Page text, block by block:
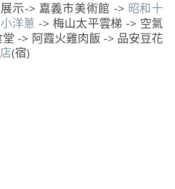
示-> 嘉義市美術館 -> 昭和十
小洋蔥 -> 梅山太平雲梯 -> 空氣
-> 阿霞火雞肉飯 -> 品安豆花
(宿)